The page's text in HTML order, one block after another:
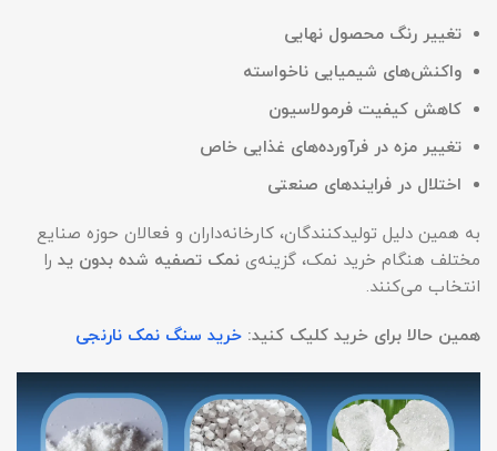
تغییر رنگ محصول نهایی
واکنش‌های شیمیایی ناخواسته
کاهش کیفیت فرمولاسیون
تغییر مزه در فرآورده‌های غذایی خاص
اختلال در فرایندهای صنعتی
به همین دلیل تولیدکنندگان، کارخانه‌داران و فعالان حوزه صنایع
مختلف هنگام خرید نمک، گزینه‌ی نمک تصفیه شده بدون ید را
انتخاب می‌کنند.
همین حالا برای خرید کلیک کنید: خرید سنگ نمک نارنجی